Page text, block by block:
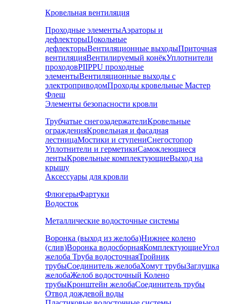
Кровельная вентиляция
Проходные элементыАэраторы и
дефлекторыЦокольные
дефлекторыВентиляционные выходыПриточная
вентиляцияВентилируемый конёкУплотнители
проходовPIIPPU проходные
элементыВентиляционные выходы с
электроприводомПроходы кровельные Мастер
Флеш
Элементы безопасности кровли
Трубчатые снегозадержателиКровельные
огражденияКровельная и фасадная
лестницаМостики и ступениСнегостопор
Уплотнители и герметикиСамоклеющиеся
лентыКровельные комплектующиеВыход на
крышу
Аксессуары для кровли
ФлюгерыФартуки
Водосток
Металлические водосточные системы
Воронка (выход из желоба)Нижнее колено
(слив)Воронка водосборнаяКомплектующиеУгол
желоба Труба водосточнаяТройник
трубыСоединитель желобаХомут трубыЗаглушка
желобаЖелоб водосточный Колено
трубыКронштейн желобаСоединитель трубы
Отвод дождевой воды